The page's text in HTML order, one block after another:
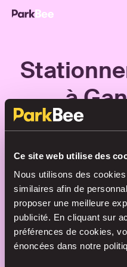
Ce site web utilise des
Nous utilisons des
similaires afin de
proposer une meilleure
publicité. En cliquant sur
préférences de cookies,
énoncées dans notre
à
Trouvez votre
temps